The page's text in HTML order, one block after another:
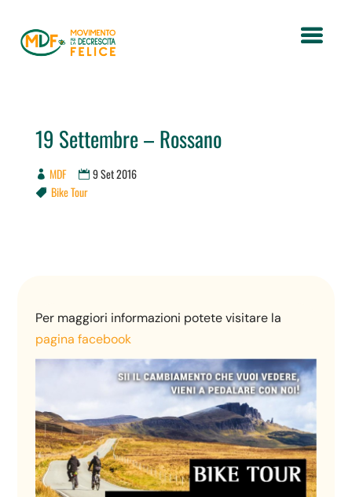
19 Settembre – Rossano
MDF 9 Set 2016
 Bike Tour
Per maggiori informazioni potete visitare la
pagina facebook